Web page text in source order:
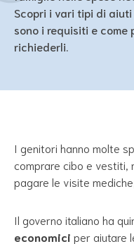
Scopri i vari tipi di
sono i requisiti e
richiederli.
I genitori hanno molte
comprare cibo e vestiti,
pagare le visite
Il governo italiano ha
economici per aiutare